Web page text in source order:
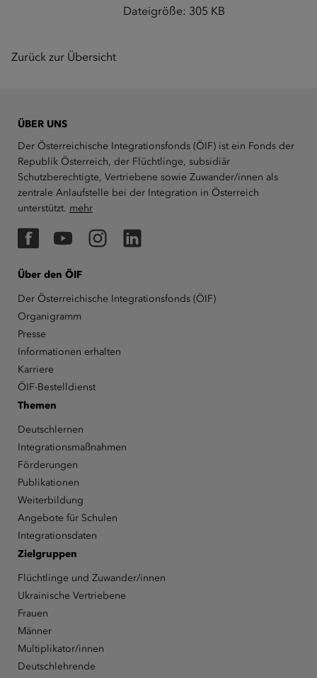
Dateigröße: 305 KB
Zurück zur Übersicht
ÜBER UNS
Der Österreichische Integrationsfonds (ÖIF) ist ein Fonds der
Republik Österreich, der Flüchtlinge, subsidiär
Schutzberechtigte, Vertriebene sowie Zuwander/innen als
zentrale Anlaufstelle bei der Integration in Österreich
unterstützt. mehr
FacebookYouTubeInstagramLinkedIn
Über den ÖIF
Der Österreichische Integrationsfonds (ÖIF)
Organigramm
Presse
Informationen erhalten
Karriere
ÖIF-Bestelldienst
Themen
Deutschlernen
Integrationsmaßnahmen
Förderungen
Publikationen
Weiterbildung
Angebote für Schulen
Integrationsdaten
Zielgruppen
Flüchtlinge und Zuwander/innen
Ukrainische Vertriebene
Frauen
Männer
Multiplikator/innen
Deutschlehrende